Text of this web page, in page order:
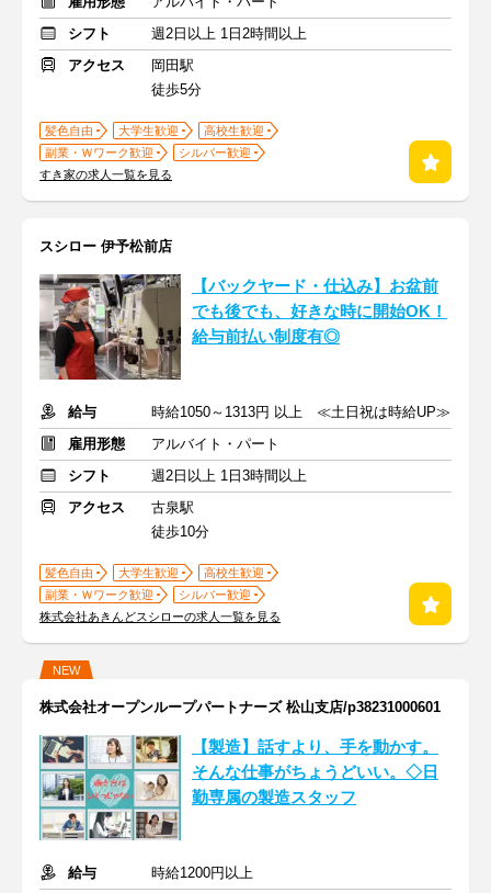
シフト
週2日以上 1日2時間以上
アクセス
岡田駅
徒歩5分
髪色自由 大学生歓迎
高校生歓迎
副業・Ｗワーク歓迎
シルバー歓迎
すき家の求人一覧を見る
スシロー 伊予松前店
【バックヤード・仕込み】お盆前
でも後でも、好きな時に開始OK！
給与前払い制度有◎
給与
時給1050～1313円 以上 ≪土日祝は時給UP≫
雇用形態
アルバイト・パート
シフト
週2日以上 1日3時間以上
アクセス
古泉駅
徒歩10分
髪色自由 大学生歓迎
高校生歓迎
副業・Ｗワーク歓迎
シルバー歓迎
株式会社あきんどスシローの求人一覧を見る
NEW
株式会社オープンループパートナーズ 松山支店/p38231000601
【製造】話すより、手を動かす。
そんな仕事がちょうどいい。◇日
勤専属の製造スタッフ
給与
時給1200円以上